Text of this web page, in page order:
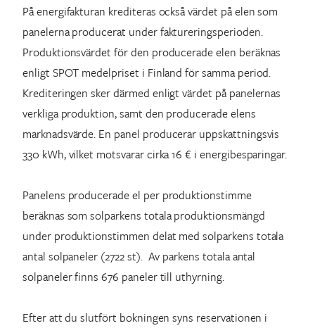
På energifakturan krediteras också värdet på elen som
panelerna producerat under faktureringsperioden.
Produktionsvärdet för den producerade elen beräknas
enligt SPOT medelpriset i Finland för samma period.
Krediteringen sker därmed enligt värdet på panelernas
verkliga produktion, samt den producerade elens
marknadsvärde. En panel producerar uppskattningsvis
330 kWh, vilket motsvarar cirka 16 € i energibesparingar.
Panelens producerade el per produktionstimme
beräknas som solparkens totala produktionsmängd
under produktionstimmen delat med solparkens totala
antal solpaneler (2722 st). Av parkens totala antal
solpaneler finns 676 paneler till uthyrning.
Efter att du slutfört bokningen syns reservationen i